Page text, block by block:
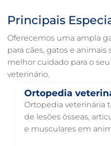
ULTRASSONOGRAFIA PARA
ULTRASSOM VETERINÁRIO EM
TRATAMENTO DE ANIMAIS EM
RAIO X VETERINÁRIO EM
PNEUMOLOGIA VETERINÁRIA EM
OTOSCOPIA VETERINÁRIA EM
OTOSCOPIA DIGITAL
Principais
Oferecemos uma ampla
para cães, gatos e animais
melhor cuidado para o
veterinário.
Ortopedia
Ortopedia veterinária
de lesões ósseas,
e musculares em